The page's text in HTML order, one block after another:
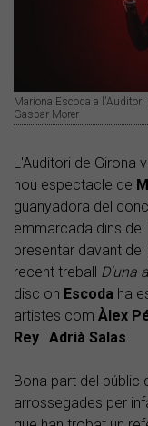
Mariona Escoda a
Gaspar Morer
L'Auditori de Girona
nou espectacle de
guanyadora del
emmarcada dins
presentar davant
recent treball D'una
disc on Escoda ha
artistes com Àlex
Rey i Adrià Salas.
Bona part del públic
arrossegades per